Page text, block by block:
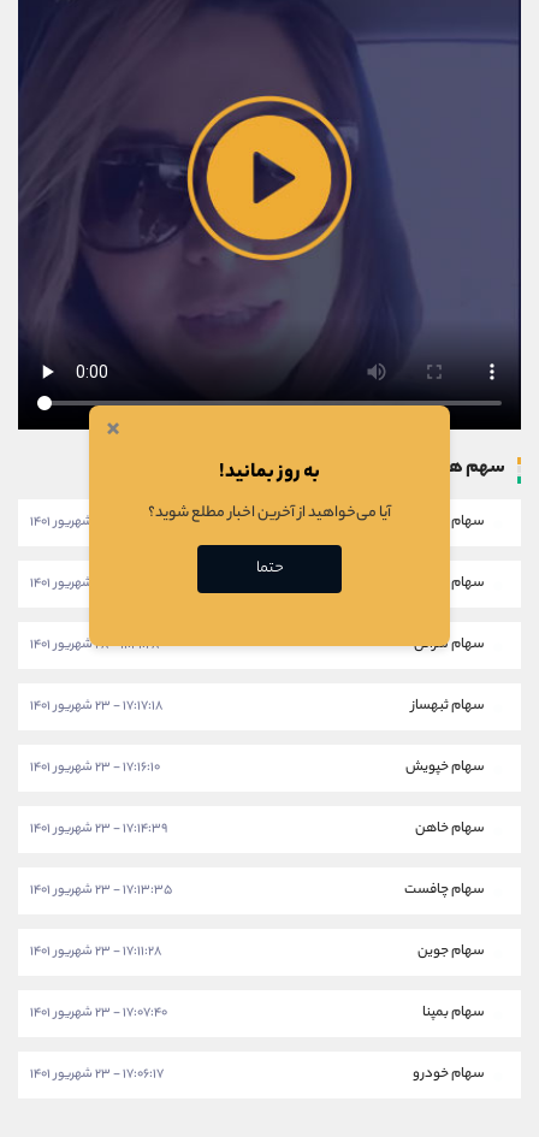
سهم های بروزرسانی شده
سهام خبهمن ۱۱:۴۶:۲۸ - ۲۸ شهریور ۱۴۰۱
سهام خکار
سهام شرانل ۱۱:۴۱:۲۸ - ۲۸ شهریور ۱۴۰۱
سهام ثبهساز ۱۷:۱۷:۱۸ - ۲۳ شهریور ۱۴۰۱
سهام خپویش ۱۷:۱۶:۱۰ - ۲۳ شهریور ۱۴۰۱
سهام خاهن ۱۷:۱۴:۳۹ - ۲۳ شهریور ۱۴۰۱
سهام چافست ۱۷:۱۳:۳۵ - ۲۳ شهریور ۱۴۰۱
سهام جوین ۱۷:۱۱:۲۸ - ۲۳ شهریور ۱۴۰۱
سهام بمپنا ۱۷:۰۷:۴۰ - ۲۳ شهریور ۱۴۰۱
سهام خودرو ۱۷:۰۶:۱۷ - ۲۳ شهریور ۱۴۰۱
×
به روز بمانید!
آیا می‌خواهید از آخرین اخبار مطلع شوید؟
حتما